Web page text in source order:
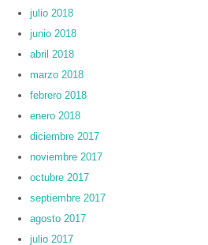
julio 2018
junio 2018
abril 2018
marzo 2018
febrero 2018
enero 2018
diciembre 2017
noviembre 2017
octubre 2017
septiembre 2017
agosto 2017
julio 2017